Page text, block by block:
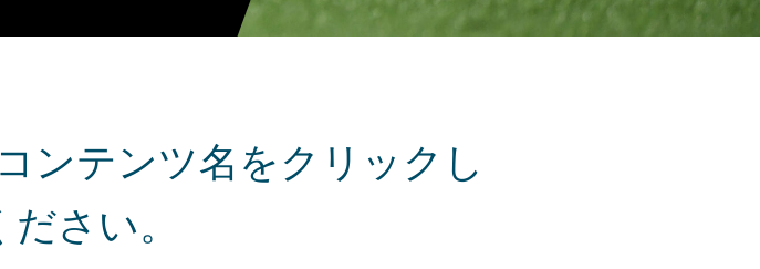
ンテンツ名をクリックし
さい。